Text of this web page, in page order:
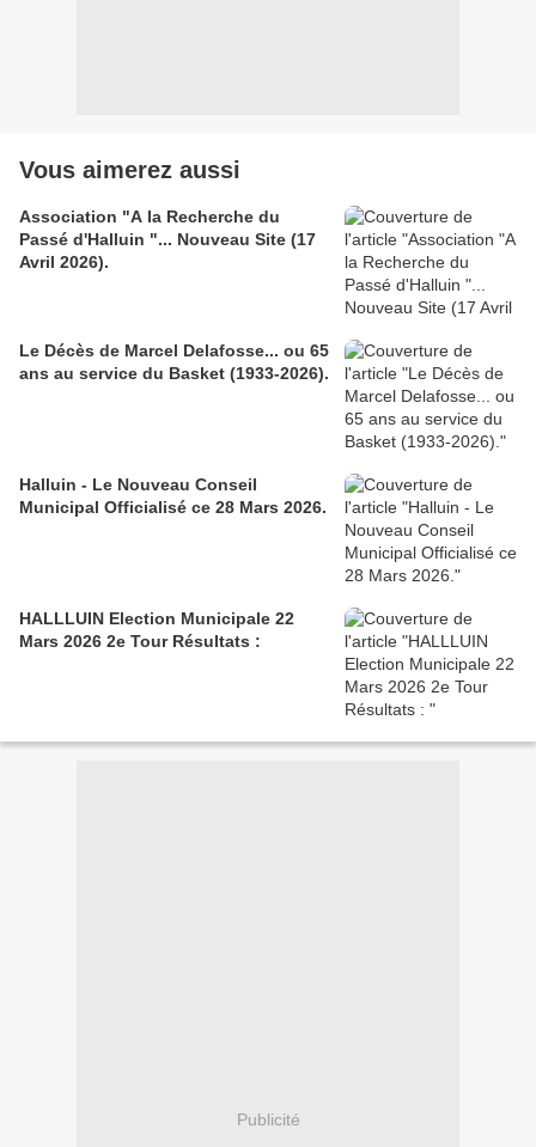
Vous aimerez aussi
Association "A la Recherche du
Passé d'Halluin "... Nouveau Site (17
Avril 2026).
Le Décès de Marcel Delafosse... ou 65
ans au service du Basket (1933-2026).
Halluin - Le Nouveau Conseil
Municipal Officialisé ce 28 Mars 2026.
HALLLUIN Election Municipale 22
Mars 2026 2e Tour Résultats :
Publicité